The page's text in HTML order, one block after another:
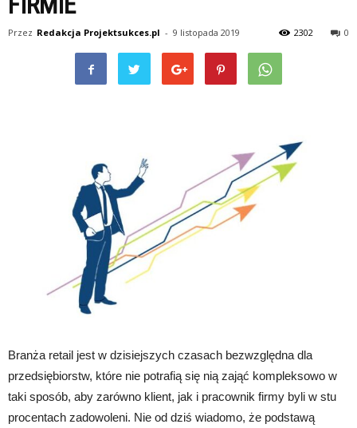
Przez Redakcja Projektsukces.pl - 9 listopada 2019 0
2302
Branża retail jest w dzisiejszych czasach bezwzględna dla
przedsiębiorstw, które nie potrafią się nią zająć kompleksowo w
taki sposób, aby zarówno klient, jak i pracownik firmy byli w stu
procentach zadowoleni. Nie od dziś wiadomo, że podstawą